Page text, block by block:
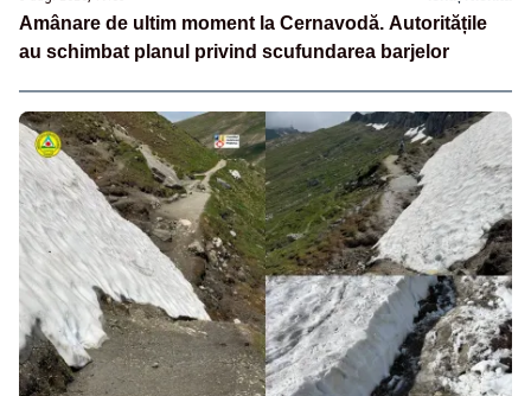
Amânare de ultim moment la Cernavodă. Autoritățile
au schimbat planul privind scufundarea barjelor